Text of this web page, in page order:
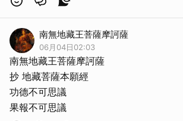
南無地藏王菩薩摩訶薩
06月04日02:03
南無地藏王菩薩摩訶薩
抄 地藏菩薩本願經
功德不可思議
果報不可思議